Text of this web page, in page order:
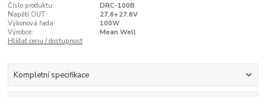
Číslo produktu:
DRC-100B
Napětí OUT:
27,6+27,6V
Výkonová řada:
100W
Výrobce:
Mean Well
Hlídat cenu / dostupnost
Kompletní specifikace